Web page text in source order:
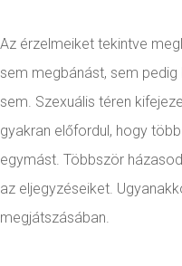
Az érzelmeiket tekintve
sem megbánást, sem
sem. Szexuális téren
gyakran előfordul, hogy
egymást. Többször
az eljegyzéseiket.
megjátszásában.